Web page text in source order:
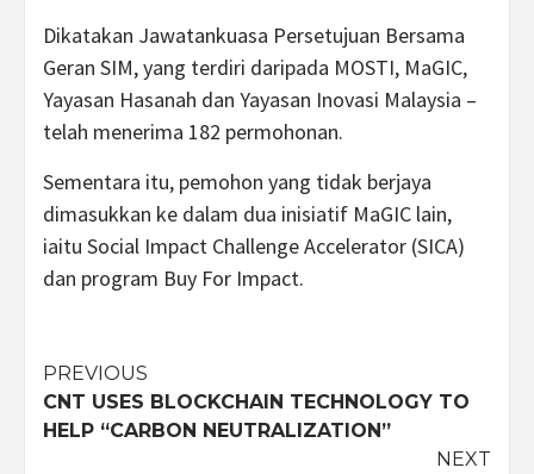
Dikatakan Jawatankuasa Persetujuan Bersama
Geran SIM, yang terdiri daripada MOSTI, MaGIC,
Yayasan Hasanah dan Yayasan Inovasi Malaysia –
telah menerima 182 permohonan.
Sementara itu, pemohon yang tidak berjaya
dimasukkan ke dalam dua inisiatif MaGIC lain,
iaitu Social Impact Challenge Accelerator (SICA)
dan program Buy For Impact.
Post
navigation
PREVIOUS
CNT USES BLOCKCHAIN TECHNOLOGY TO
HELP “CARBON NEUTRALIZATION”
NEXT